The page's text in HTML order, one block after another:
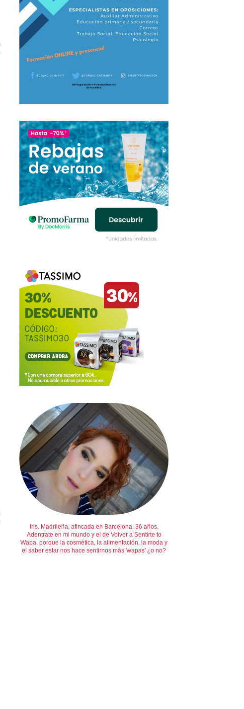
Iris. Madrileña, afincada en Barcelona. 36 años.
Adéntrate en mi mundo y el de Volver a Sentirte to
Wapa, porque la cosmética, la alimentación, la moda y
el saber estar nos hace sentirnos más 'wapas' ¿o no?